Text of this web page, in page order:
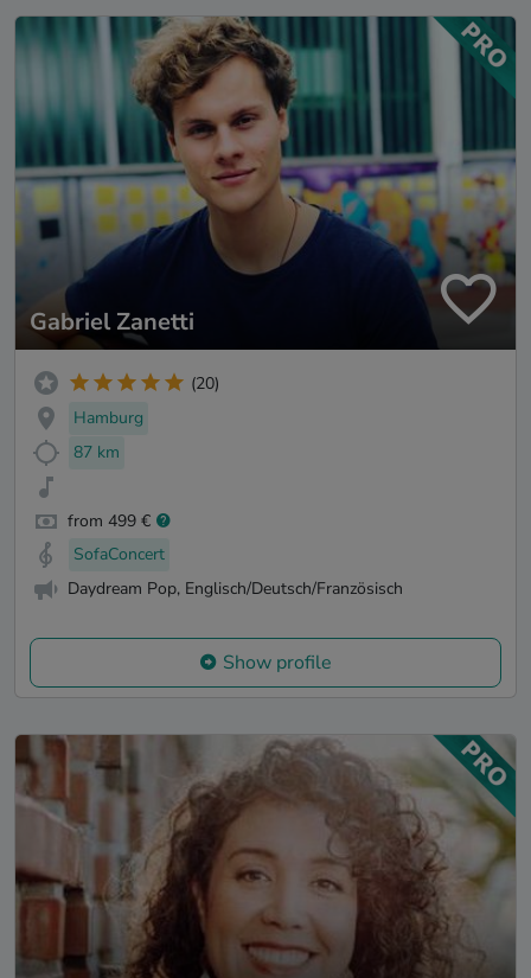
Gabriel Zanetti
(20)
Hamburg
87 km
from 499 €
SofaConcert
Daydream Pop, Englisch/Deutsch/Französisch
Show profile